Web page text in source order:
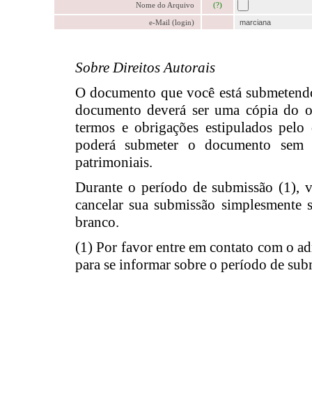
Nome do Arquivo (?)
e-Mail (login) marciana
Sobre Direitos Autorais
O documento que você está
documento deverá ser uma cópia do
termos e obrigações estipulados
poderá submeter o documento
patrimoniais.
Durante o período de submissão (1),
cancelar sua submissão
branco.
(1) Por favor entre em contato com o
para se informar sobre o período de